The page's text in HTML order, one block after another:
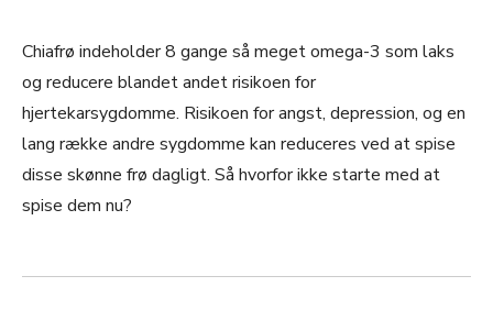
Chiafrø indeholder 8 gange så meget omega-3 som laks
og reducere blandet andet risikoen for
hjertekarsygdomme. Risikoen for angst, depression, og en
lang række andre sygdomme kan reduceres ved at spise
disse skønne frø dagligt. Så hvorfor ikke starte med at
spise dem nu?